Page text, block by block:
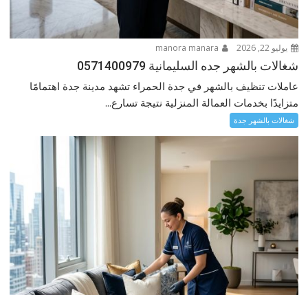
يوليو 22, 2026
شغالات بالشهر جده السليمانية 0571400979
عاملات تنظيف بالشهر في جدة الحمراء تشهد مدينة جدة اهتمامًا
متزايدًا بخدمات العمالة المنزلية نتيجة تسارع...
شغالات بالشهر جدة